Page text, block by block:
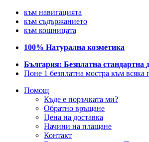
към навигацията
към съдържанието
към кошницата
100% Натурална козметика
България: Безплатна стандартна
Поне 1 безплатна мостра към всяка
Помощ
Къде е поръчката ми?
Обратно връщане
Цена на доставка
Начини на плащане
Контакт